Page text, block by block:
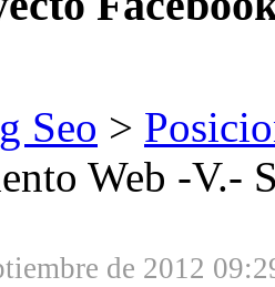
Seo >
Web -V.-
de 2012